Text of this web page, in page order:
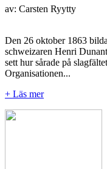
av: Carsten Ryytty
Den 26 oktober 1863
schweizaren Henri
sett hur sårade på
Organisationen...
+ Läs mer